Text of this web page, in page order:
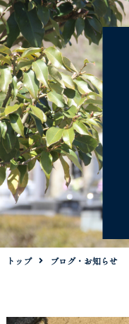
トップ ブログ・お知らせ